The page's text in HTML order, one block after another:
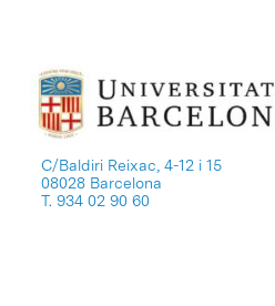
C/Baldiri Reixac, 4-12 i 15
08028 Barcelona
T. 934 02 90 60